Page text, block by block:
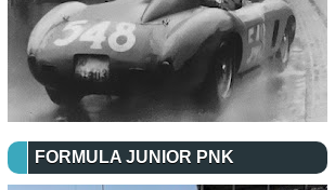
FORMULA JUNIOR PNK